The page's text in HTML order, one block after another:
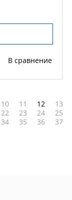
В сравнение
10 11 12
13
22 23 24
25
34 35 36
37